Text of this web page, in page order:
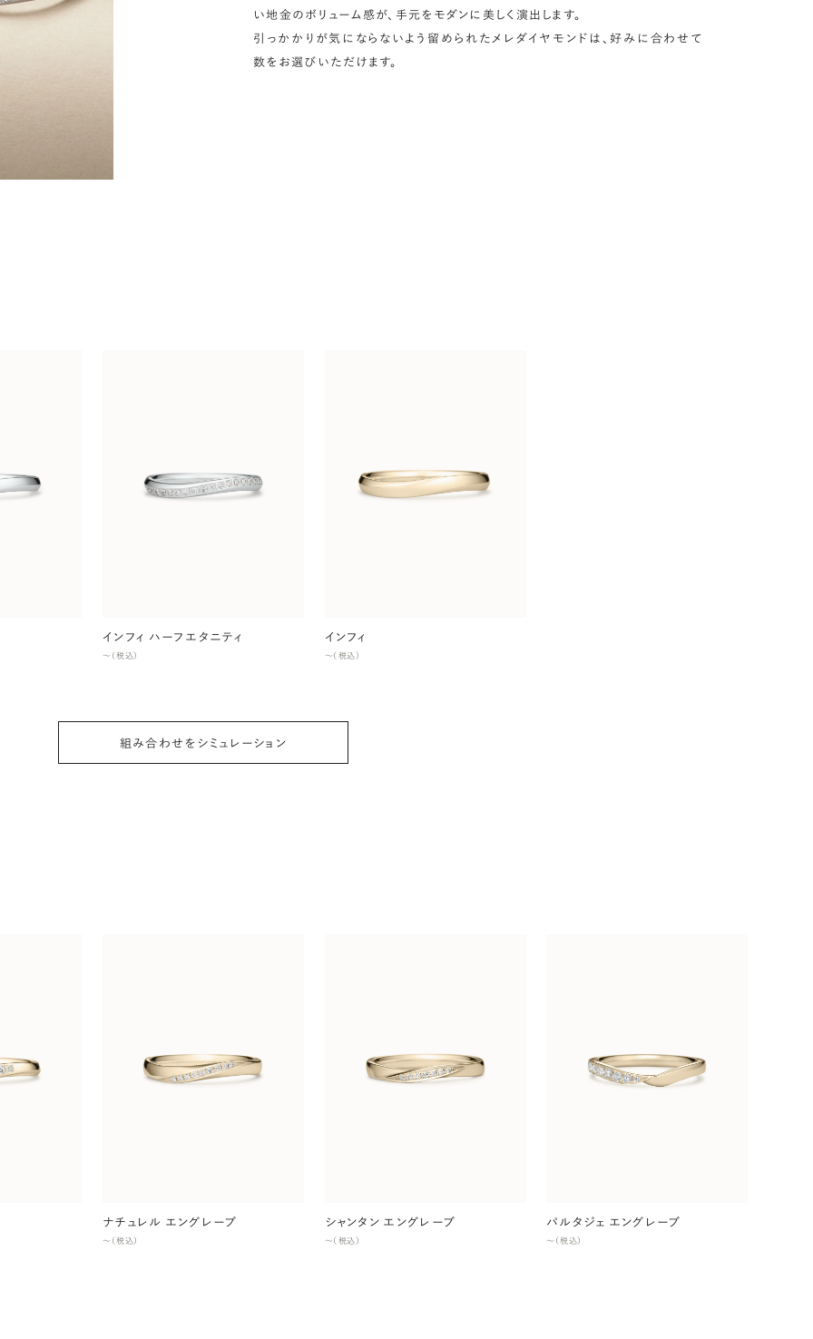
い地金のボリューム感が、手元をモダンに美しく演出します。
引っかかりが気にならないよう留められたメレダイヤモンドは、好みに合わせて
数をお選びいただけます。
インフィ ハーフエタニティ
〜（税込）
インフィ
〜（税込）
組み合わせをシミュレーション
ナチュレル エングレーブ
〜（税込）
シャンタン エングレーブ
〜（税込）
パルタジェ エングレーブ
〜（税込）